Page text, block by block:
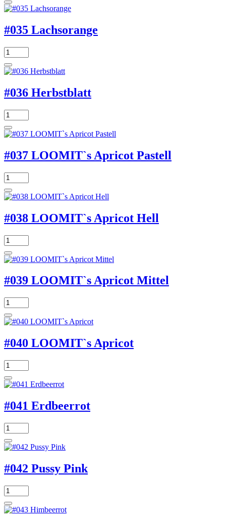
#035 Lachsorange
#036 Herbstblatt
#037 LOOMIT`s Apricot Pastell
#038 LOOMIT`s Apricot Hell
#039 LOOMIT`s Apricot Mittel
#040 LOOMIT`s Apricot
#041 Erdbeerrot
#042 Pussy Pink